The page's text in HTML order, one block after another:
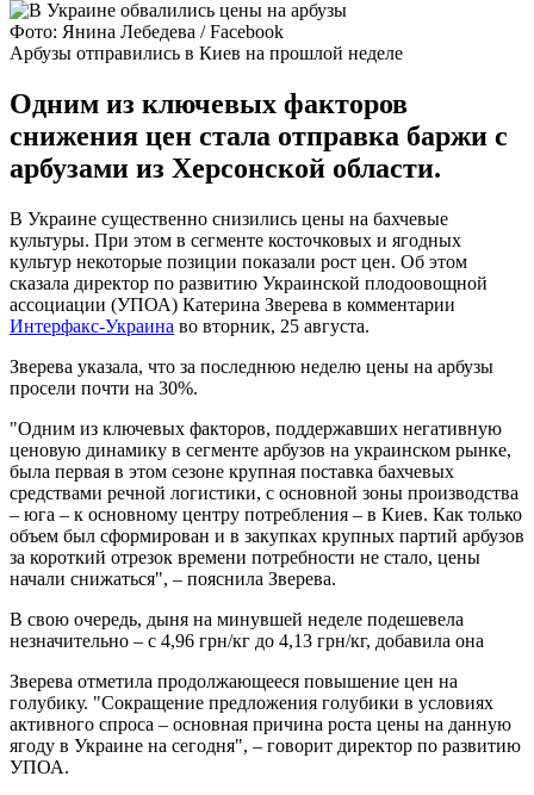
Фото: Янина Лебедева / Facebook
Арбузы отправились в Киев на прошлой неделе
Одним из ключевых факторов
снижения цен стала отправка баржи с
арбузами из Херсонской области.
В Украине существенно снизились цены на бахчевые
культуры. При этом в сегменте косточковых и ягодных
культур некоторые позиции показали рост цен. Об этом
сказала директор по развитию Украинской плодоовощной
ассоциации (УПОА) Катерина Зверева в комментарии
Интерфакс-Украина во вторник, 25 августа.
Зверева указала, что за последнюю неделю цены на арбузы
просели почти на 30%.
"Одним из ключевых факторов, поддержавших негативную
ценовую динамику в сегменте арбузов на украинском рынке,
была первая в этом сезоне крупная поставка бахчевых
средствами речной логистики, с основной зоны производства
– юга – к основному центру потребления – в Киев. Как только
объем был сформирован и в закупках крупных партий арбузов
за короткий отрезок времени потребности не стало, цены
начали снижаться", – пояснила Зверева.
В свою очередь, дыня на минувшей неделе подешевела
незначительно – с 4,96 грн/кг до 4,13 грн/кг, добавила она
Зверева отметила продолжающееся повышение цен на
голубику. "Сокращение предложения голубики в условиях
активного спроса – основная причина роста цены на данную
ягоду в Украине на сегодня", – говорит директор по развитию
УПОА.